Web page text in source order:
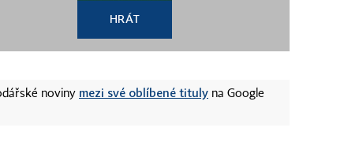
HRÁT
noviny mezi své oblíbené tituly na Google